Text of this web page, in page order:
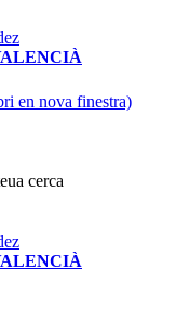
en nova finestra)
cerca